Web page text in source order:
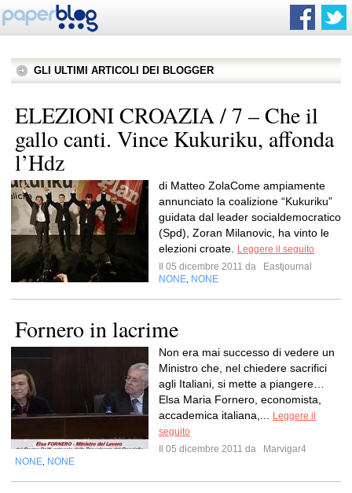
GLI ULTIMI ARTICOLI DEI BLOGGER
ELEZIONI CROAZIA / 7 – Che il
gallo canti. Vince Kukuriku, affonda
l’Hdz
di Matteo ZolaCome ampiamente
annunciato la coalizione “Kukuriku”
guidata dal leader socialdemocratico
(Spd), Zoran Milanovic, ha vinto le
elezioni croate.
Leggere il seguito
Il 05 dicembre 2011 da
Eastjournal
NONE NONE
Fornero in lacrime
Non era mai successo di vedere un
Ministro che, nel chiedere sacrifici
agli Italiani, si mette a piangere…
Elsa Maria Fornero, economista,
accademica italiana,...
Leggere il
seguito
Il 05 dicembre 2011 da
Marvigar4
NONE NONE